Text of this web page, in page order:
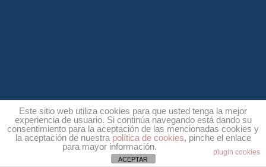
Este sitio web utiliza cookies para que usted tenga la mejor
experiencia de usuario. Si continúa navegando está dando su
consentimiento para la aceptación de las mencionadas cookies y
la aceptación de nuestra política de cookies, pinche el enlace
para mayor información.
plugin cookies
ACEPTAR